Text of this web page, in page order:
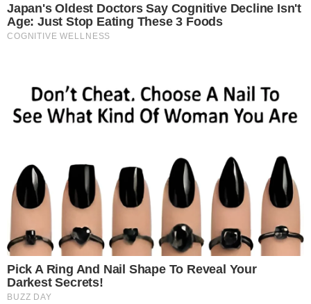
Japan's Oldest Doctors Say Cognitive Decline Isn't
Age: Just Stop Eating These 3 Foods
COGNITIVE WELLNESS
Pick A Ring And Nail Shape To Reveal Your
Darkest Secrets!
BUZZ DAY